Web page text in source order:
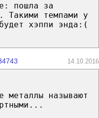
пошла за
Такими темпами у
хэппи энда:(
14.10.2016
металлы называют